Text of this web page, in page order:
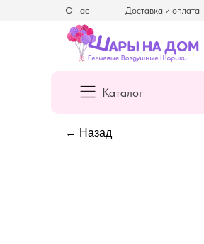
Доставка и оплата
О нас
Каталог
← Назад